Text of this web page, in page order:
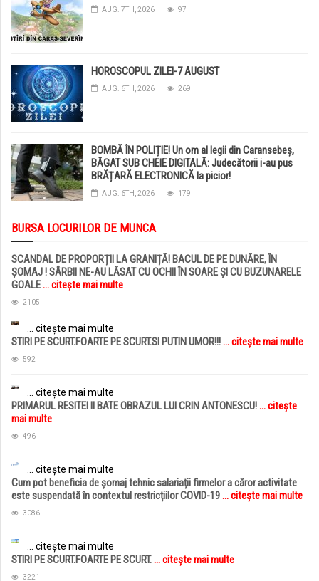
AUG. 7TH, 2026 97
HOROSCOPUL ZILEI-7 AUGUST
AUG. 6TH, 2026 269
BOMBĂ ÎN POLIȚIE! Un om al legii din Caransebeș,
BĂGAT SUB CHEIE DIGITALĂ: Judecătorii i-au pus
BRĂȚARĂ ELECTRONICĂ la picior!
AUG. 6TH, 2026 179
BURSA LOCURILOR DE MUNCA
SCANDAL DE PROPORȚII LA GRANIȚĂ! BACUL DE PE DUNĂRE, ÎN
ȘOMAJ ! SÂRBII NE-AU LĂSAT CU OCHII ÎN SOARE ȘI CU BUZUNARELE
GOALE... citește mai multe
2105
... citește mai multe
STIRI PE SCURT.FOARTE PE SCURT.SI PUTIN UMOR!!!... citește mai multe
592
... citește mai multe
PRIMARUL RESITEI II BATE OBRAZUL LUI CRIN ANTONESCU!... citește
mai multe
496
... citește mai multe
Cum pot beneficia de șomaj tehnic salariații firmelor a căror activitate
este suspendată în contextul restricțiilor COVID-19... citește mai multe
3086
... citește mai multe
STIRI PE SCURT.FOARTE PE SCURT.... citește mai multe
3221